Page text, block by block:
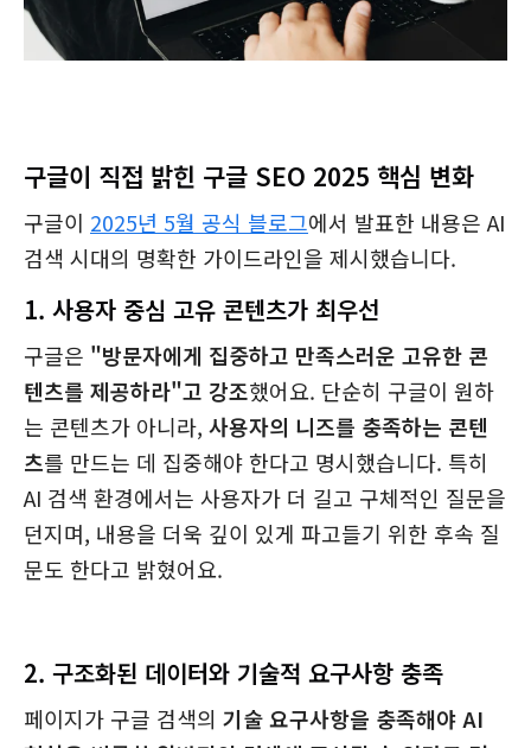
구글이 직접 밝힌 구글 SEO 2025 핵심 변화
구글이 2025년 5월 공식 블로그에서 발표한 내용은 AI
검색 시대의 명확한 가이드라인을 제시했습니다.
1. 사용자 중심 고유 콘텐츠가 최우선
구글은 "방문자에게 집중하고 만족스러운 고유한 콘
텐츠를 제공하라"고 강조했어요. 단순히 구글이 원하
는 콘텐츠가 아니라, 사용자의 니즈를 충족하는 콘텐
츠를 만드는 데 집중해야 한다고 명시했습니다. 특히
AI 검색 환경에서는 사용자가 더 길고 구체적인 질문을
던지며, 내용을 더욱 깊이 있게 파고들기 위한 후속 질
문도 한다고 밝혔어요.
2. 구조화된 데이터와 기술적 요구사항 충족
페이지가 구글 검색의 기술 요구사항을 충족해야 AI